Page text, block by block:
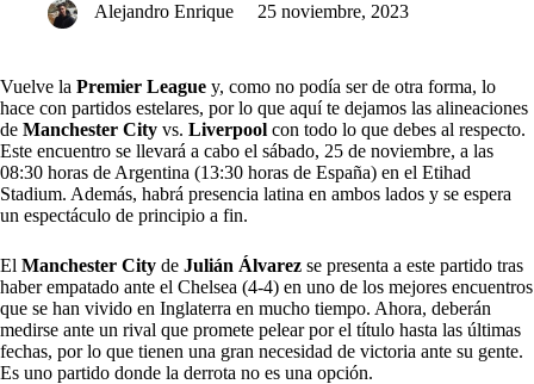
Alejandro Enrique 25 noviembre, 2023
Vuelve la Premier League y, como no podía ser de otra forma, lo
hace con partidos estelares, por lo que aquí te dejamos las alineaciones
de Manchester City vs. Liverpool con todo lo que debes al respecto.
Este encuentro se llevará a cabo el sábado, 25 de noviembre, a las
08:30 horas de Argentina (13:30 horas de España) en el Etihad
Stadium. Además, habrá presencia latina en ambos lados y se espera
un espectáculo de principio a fin.
El Manchester City de Julián Álvarez se presenta a este partido tras
haber empatado ante el Chelsea (4-4) en uno de los mejores encuentros
que se han vivido en Inglaterra en mucho tiempo. Ahora, deberán
medirse ante un rival que promete pelear por el título hasta las últimas
fechas, por lo que tienen una gran necesidad de victoria ante su gente.
Es uno partido donde la derrota no es una opción.